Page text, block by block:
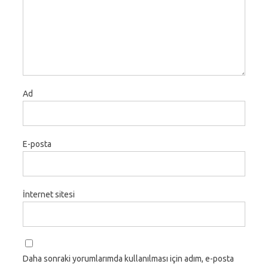
Ad
E-posta
İnternet sitesi
Daha sonraki yorumlarımda kullanılması için adım, e-posta